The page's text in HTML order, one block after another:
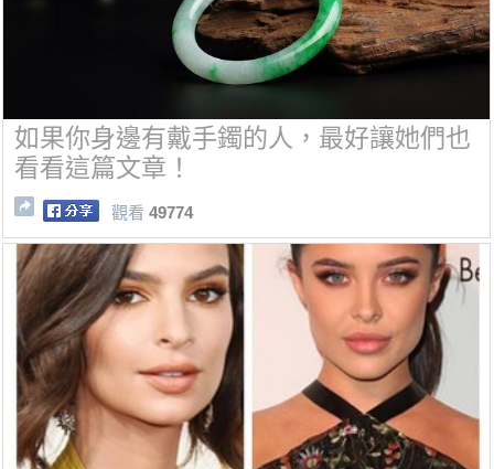
如果你身邊有戴手鐲的人，最好讓她們也
看看這篇文章！
觀看 49774